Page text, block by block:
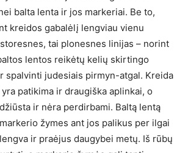
balta lenta ir jos markeriai. Be to,
kreidos gabalėlį lengviau vienu
tai plonesnes linijas – norint
lentos reikėtų kelių skirtingo
spalvinti judesiais pirmyn-atgal. Kreida
patikima ir draugiška aplinkai, o
ir nėra perdirbami. Baltą lentą
žymes ant jos palikus per ilgai
ir praėjus daugybei metų. Iš rūbų